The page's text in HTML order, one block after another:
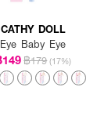
CATHY DOLL
Eye Baby Eye
฿179 (17%)